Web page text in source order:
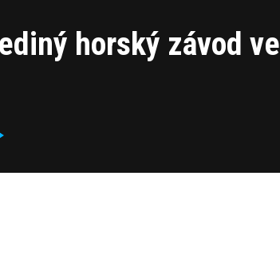
horský závod ve